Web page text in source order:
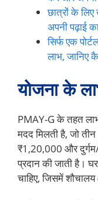
छात्रों के
अपनी पढ़ाई
सिर्फ एक
लाभ, जानिए
योजना के
PMAY-G के तहत
मदद मिलती है, जो तीन
₹1,20,000 और
प्रदान की जाती है।
चाहिए, जिसमें शौचालय